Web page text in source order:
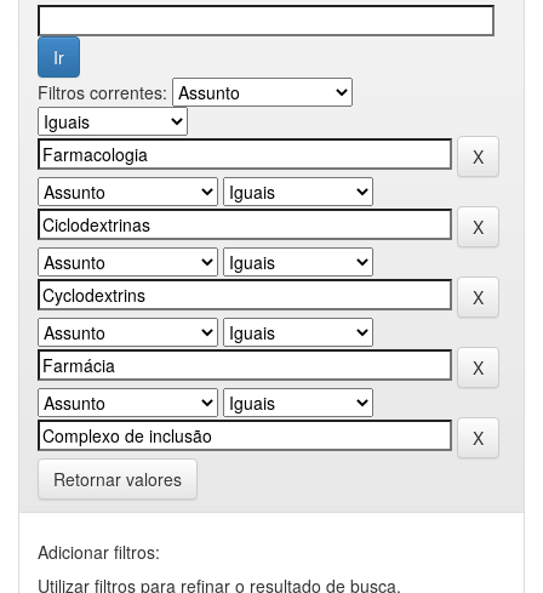
Filtros correntes:
Retornar valores
Adicionar filtros:
Utilizar filtros para refinar o resultado de busca.